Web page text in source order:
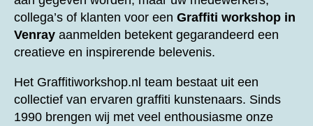
collega’s of klanten voor een Graffiti workshop in
Venray aanmelden betekent gegarandeerd een
creatieve en inspirerende belevenis.
Het Graffitiworkshop.nl team bestaat uit een
collectief van ervaren graffiti kunstenaars. Sinds
1990 brengen wij met veel enthousiasme onze